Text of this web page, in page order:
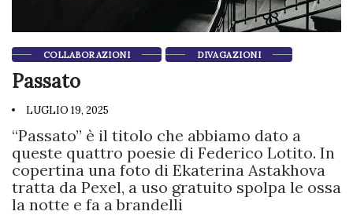
COLLABORAZIONI DIVAGAZIONI
Passato
LUGLIO 19, 2025
“Passato” è il titolo che abbiamo dato a
queste quattro poesie di Federico Lotito. In
copertina una foto di Ekaterina Astakhova
tratta da Pexel, a uso gratuito spolpa le ossa
la notte e fa a brandelli